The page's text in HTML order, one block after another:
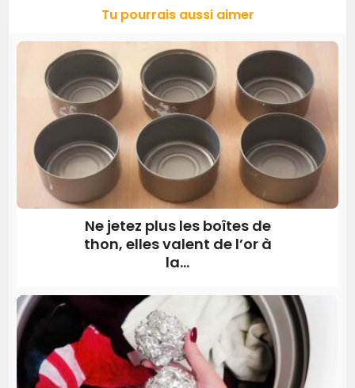
Tu pourrais aussi aimer
Ne jetez plus les boîtes de
thon, elles valent de l’or à
la...